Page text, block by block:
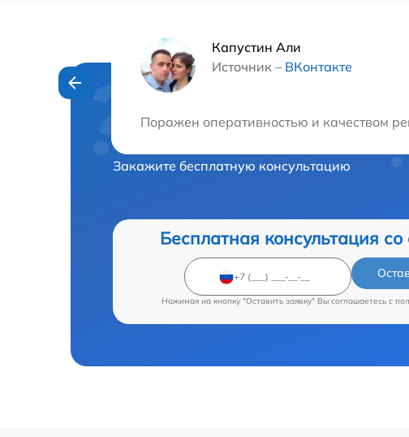
Капустин Али
Источник – ВКонтакте
Поражен оперативностью и качеством
Нужна
Закажите бесплатную консультацию
Бесплатная консультация
Нажимая на кнопку "Оставить заявку" Вы соглашаетесь c